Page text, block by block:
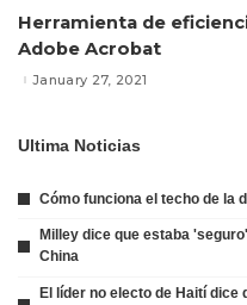
Herramienta de
Adobe Acrobat
January 27, 2021
Ultima Noticias
Cómo funciona el techo de la
Milley dice que estaba
China
El líder no electo de Haití